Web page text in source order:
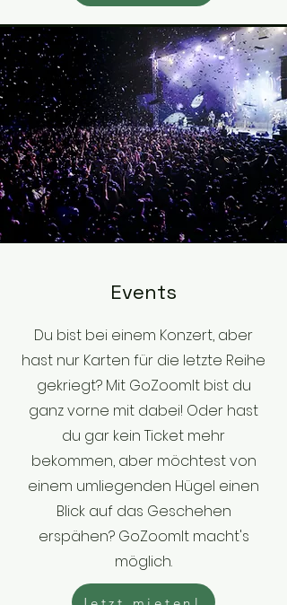
Events
Du bist bei einem Konzert, aber
hast nur Karten für die letzte Reihe
gekriegt? Mit GoZoomIt bist du
ganz vorne mit dabei! Oder hast
du gar kein Ticket mehr
bekommen, aber möchtest von
einem umliegenden Hügel einen
Blick auf das Geschehen
erspähen? GoZoomIt macht's
möglich.